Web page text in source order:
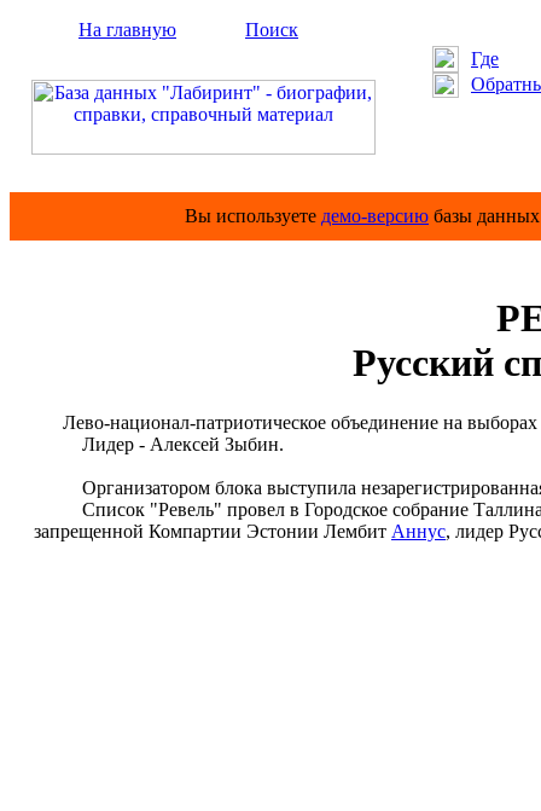
На главную
Поиск
Где
Вы используете демо-версию базы
Русский
Лево-национал-патриотическое объединение на выборах
Лидер - Алексей Зыбин.
Организатором блока выступила
Список "Ревель" провел в Городское собрание Таллина
запрещенной Компартии Эстонии Лембит Аннус, лидер